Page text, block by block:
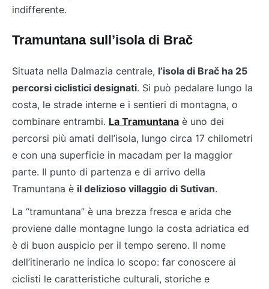
indifferente.
Tramuntana sull’isola di Brač
Situata nella Dalmazia centrale, l’isola di Brač ha 25
percorsi ciclistici designati. Si può pedalare lungo la
costa, le strade interne e i sentieri di montagna, o
combinare entrambi. La Tramuntana è uno dei
percorsi più amati dell’isola, lungo circa 17 chilometri
e con una superficie in macadam per la maggior
parte. Il punto di partenza e di arrivo della
Tramuntana è il delizioso villaggio di Sutivan.
La “tramuntana” è una brezza fresca e arida che
proviene dalle montagne lungo la costa adriatica ed
è di buon auspicio per il tempo sereno. Il nome
dell’itinerario ne indica lo scopo: far conoscere ai
ciclisti le caratteristiche culturali, storiche e